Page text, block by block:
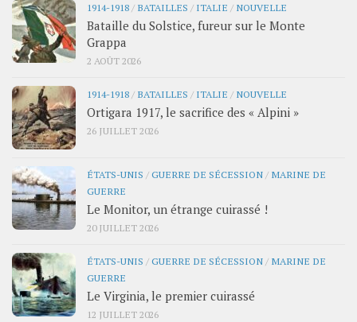
1914-1918/ BATAILLES / ITALIE / NOUVELLE
Bataille du Solstice, fureur sur le Monte
Grappa
2 AOÛT 2026
1914-1918/ BATAILLES / ITALIE / NOUVELLE
Ortigara 1917, le sacrifice des « Alpini »
26 JUILLET 2026
ÉTATS-UNIS /GUERRE DE SÉCESSION/ MARINE DE
GUERRE
Le Monitor, un étrange cuirassé !
20 JUILLET 2026
ÉTATS-UNIS /GUERRE DE SÉCESSION/ MARINE DE
GUERRE
Le Virginia, le premier cuirassé
12 JUILLET 2026